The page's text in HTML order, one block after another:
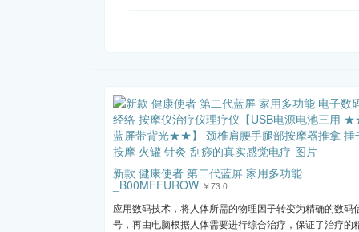
新款 健康使者 第二代蓝屏 家用多功能
_B00MFFUROW ￥73.0
应用数码技术，将人体所需的物理因子转变为精确的数码
号，再由电脑根据人体需要进行综合治疗，保证了治疗的